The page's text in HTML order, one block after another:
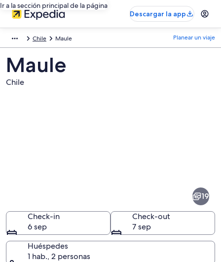
Ir a la sección principal de la página
Descargar la app
Chile Maule Planear un viaje
Maule
Chile
19
Check-in
6 sep
Check-out
7 sep
Huéspedes
1 hab., 2 personas